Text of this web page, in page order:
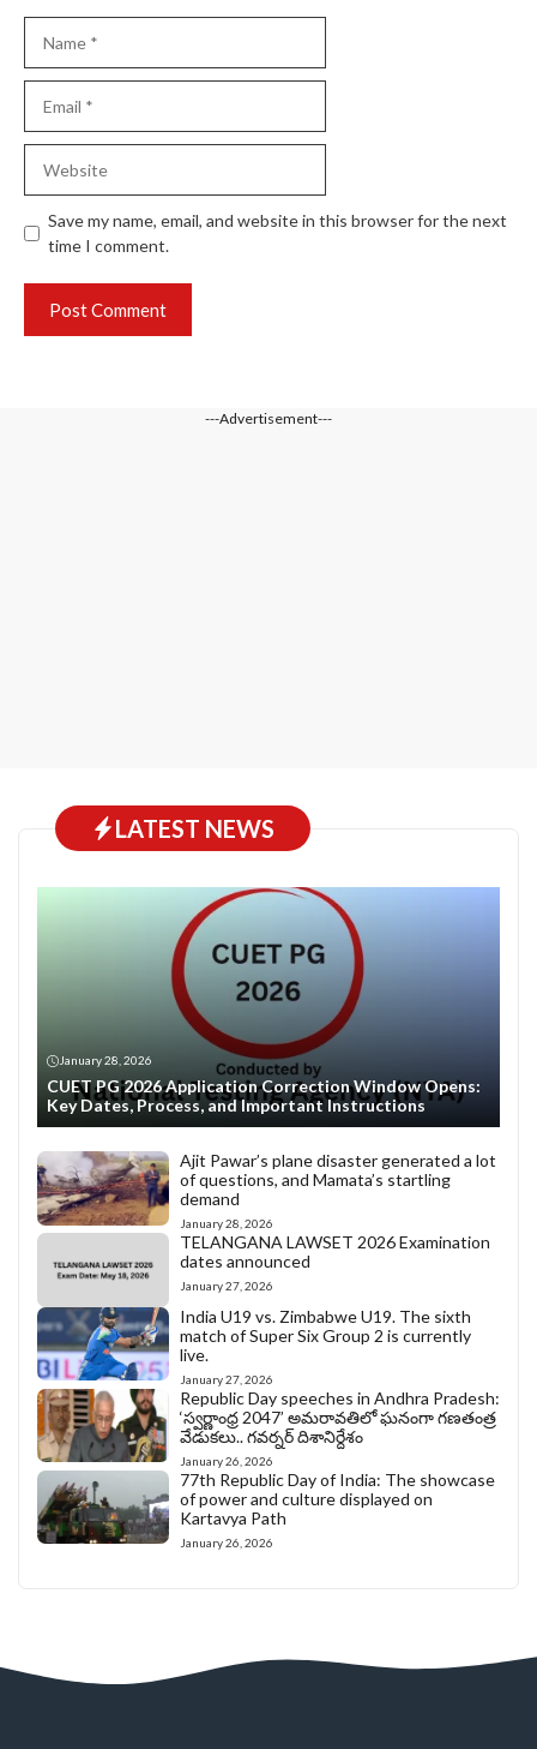
Save my name, email, and website in this browser for the next
time I comment.
---Advertisement---
LATEST NEWS
January 28, 2026
CUET PG 2026 Application Correction Window Opens:
Key Dates, Process, and Important Instructions
Ajit Pawar’s plane disaster generated a lot
of questions, and Mamata’s startling
demand
January 28, 2026
TELANGANA LAWSET 2026 Examination
dates announced
January 27, 2026
India U19 vs. Zimbabwe U19. The sixth
match of Super Six Group 2 is currently
live.
January 27, 2026
Republic Day speeches in Andhra Pradesh:
‘స్వర్ణాంధ్ర 2047’ అమరావతిలో ఘనంగా గణతంత్ర
వేడుకలు.. గవర్నర్ దిశానిర్దేశం
January 26, 2026
77th Republic Day of India: The showcase
of power and culture displayed on
Kartavya Path
January 26, 2026